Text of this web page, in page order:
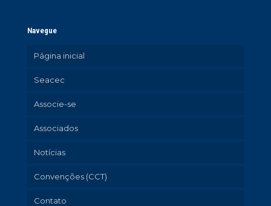
Navegue
Página inicial
Seacec
Associe-se
Associados
Notícias
Convenções (CCT)
Contato